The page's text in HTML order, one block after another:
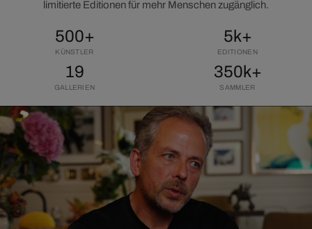
limitierte Editionen für mehr Menschen zugänglich.
500+
KÜNSTLER
5k+
EDITIONEN
19
GALLERIEN
350k+
SAMMLER